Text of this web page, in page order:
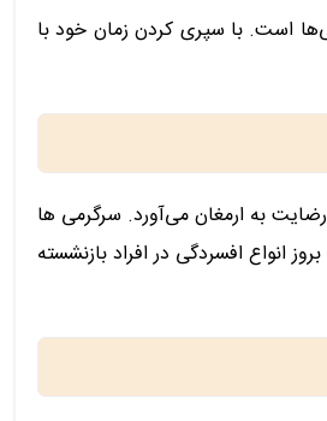
است. با سپری کردن زمان خود با
به ارمغان می‌آورد. سرگرمی ها
انواع افسردگی در افراد بازنشسته